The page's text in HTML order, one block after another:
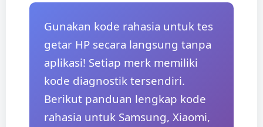
Gunakan kode rahasia untuk tes
getar HP secara langsung tanpa
aplikasi! Setiap merk memiliki
kode diagnostik tersendiri.
Berikut panduan lengkap kode
rahasia untuk Samsung, Xiaomi,